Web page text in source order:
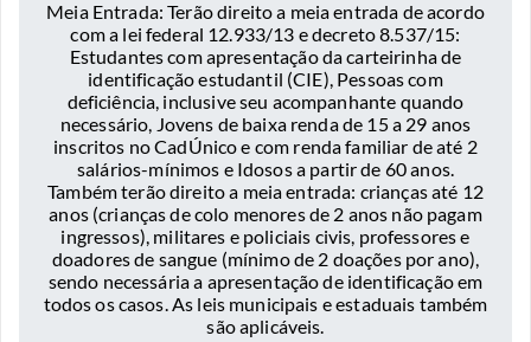
Meia Entrada: Terão direito a meia entrada de acordo
com a lei federal 12.933/13 e decreto 8.537/15:
Estudantes com apresentação da carteirinha de
identificação estudantil (CIE), Pessoas com
deficiência, inclusive seu acompanhante quando
necessário, Jovens de baixa renda de 15 a 29 anos
inscritos no CadÚnico e com renda familiar de até 2
salários-mínimos e Idosos a partir de 60 anos.
Também terão direito a meia entrada: crianças até 12
anos (crianças de colo menores de 2 anos não pagam
ingressos), militares e policiais civis, professores e
doadores de sangue (mínimo de 2 doações por ano),
sendo necessária a apresentação de identificação em
todos os casos. As leis municipais e estaduais também
são aplicáveis.